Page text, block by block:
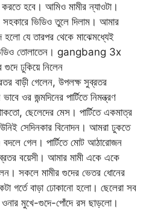
করতে হবে। আমিও মামীর ন্যাওটা।
ভিডিও তুলে দিলাম। আমার
হলো যে তারপর থেকে মাঝেমধ্যেই
তোলাতেন। gangbang 3x
ঢুকিয়ে নিলেন
বাড়ী গেলেন, উপলক্ষ সুব্রতর
ওর জন্মদিনের পার্টিতে নিমন্ত্রণ
ছেলেদের মেস। পার্টিতে একমাত্র
সেদিনকার বিনোদন। আমরা ঢুকতে
বদলে গেল। পার্টিতে মোট আঠারোজন
বয়েসী। আমার মামী একে একে
সকলে মামীর গুদের ভেতর ধোনের
গর্তে বাড়া ঢোকানো হলো। ছেলেরা সব
মুখে-গুদে-পোঁদে রস ছাড়লো।